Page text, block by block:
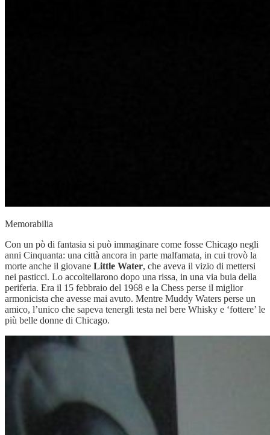
Memorabilia
Con un pò di fantasia si può immaginare come fosse Chicago negli
anni Cinquanta: una città ancora in parte malfamata, in cui trovò la
morte anche il giovane Little Water, che aveva il vizio di mettersi
nei pasticci. Lo accoltellarono dopo una rissa, in una via buia della
periferia. Era il 15 febbraio del 1968 e la Chess perse il miglior
armonicista che avesse mai avuto. Mentre Muddy Waters perse un
amico, l’unico che sapeva tenergli testa nel bere Whisky e ‘fottere’ le
più belle donne di Chicago.